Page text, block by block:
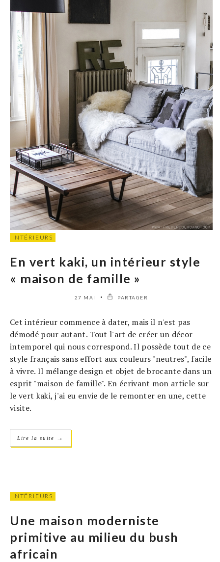
INTÉRIEURS
En vert kaki, un intérieur style
« maison de famille »
27 MAI PARTAGER
Cet intérieur commence à dater, mais il n'est pas
démodé pour autant. Tout l'art de créer un décor
intemporel qui nous correspond. Il possède tout de ce
style français sans effort aux couleurs "neutres", facile
à vivre. Il mélange design et objet de brocante dans un
esprit "maison de famille". En écrivant mon article sur
le vert kaki, j'ai eu envie de le remonter en une, cette
visite.
Lire la suite →
INTÉRIEURS
Une maison moderniste
primitive au milieu du bush
africain